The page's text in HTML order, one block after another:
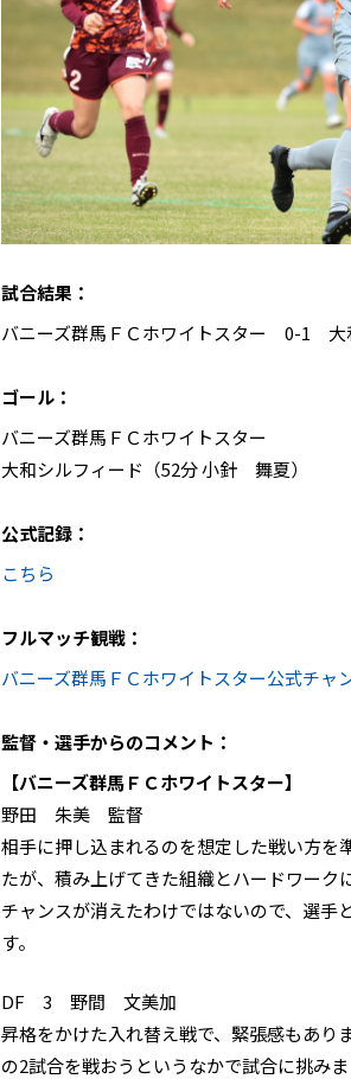
試合結果：
バニーズ群馬ＦＣホワイトスター 0-1 大
ゴール：
バニーズ群馬ＦＣホワイトスター
大和シルフィード（52分 小針 舞夏）
公式記録：
こちら
フルマッチ観戦：
バニーズ群馬ＦＣホワイトスター公式チャ
監督・選手からのコメント：
【バニーズ群馬ＦＣホワイトスター】
野田 朱美 監督
相手に押し込まれるのを想定した戦い方を
たが、積み上げてきた組織とハードワーク
チャンスが消えたわけではないので、選手
す。
DF 3 野間 文美加
昇格をかけた入れ替え戦で、緊張感もあり
の2試合を戦おうというなかで試合に挑みま